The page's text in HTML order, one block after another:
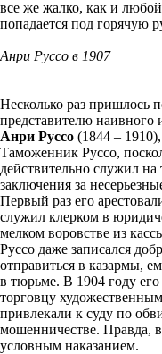
все же жалко, как и
попадается под горячую
Анри Руссо в 1907
Несколько раз пришлось
представителю наивного
Анри Руссо (1844 –
Таможенник Руссо,
действительно служил
заключения за
Первый раз его
служил клерком в
мелком воровстве из
Руссо даже записался
отправиться в казармы,
в тюрьме. В 1904 году его
торговцу
привлекали к суду по
мошенничестве. Правда, в
условным наказанием.